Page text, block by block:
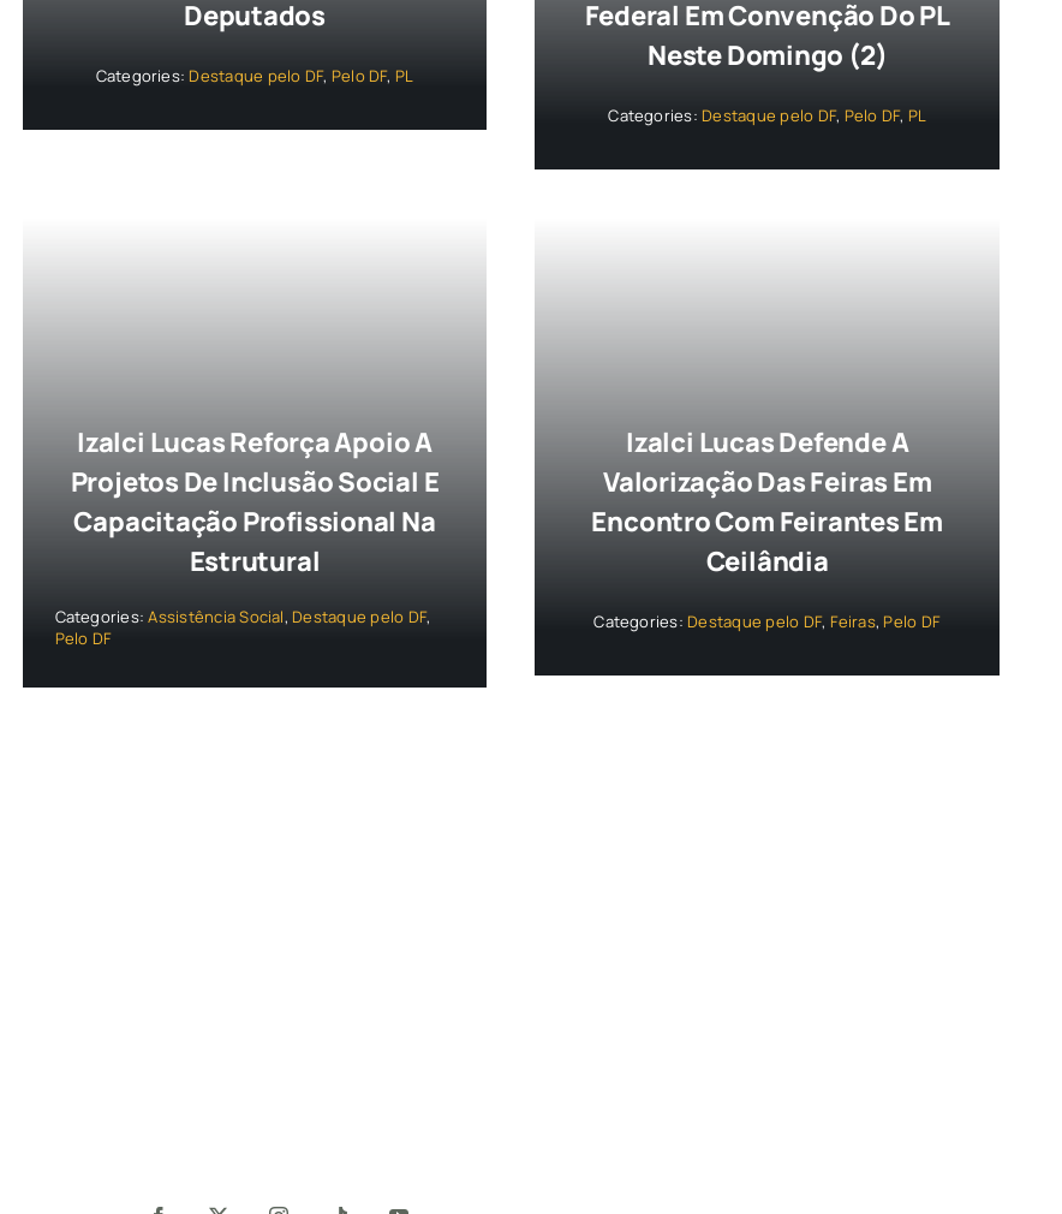
Deputados
Categories: Destaque pelo DF, Pelo DF, PL
Federal Em Convenção Do PL
Neste Domingo (2)
Categories: Destaque pelo DF, Pelo DF, PL
Izalci Lucas Reforça Apoio A
Projetos De Inclusão Social E
Capacitação Profissional Na
Estrutural
Categories:Assistência Social, Destaque pelo DF,
Pelo DF
Izalci Lucas Defende A
Valorização Das Feiras Em
Encontro Com Feirantes Em
Ceilândia
Categories: Destaque pelo DF, Feiras, Pelo DF